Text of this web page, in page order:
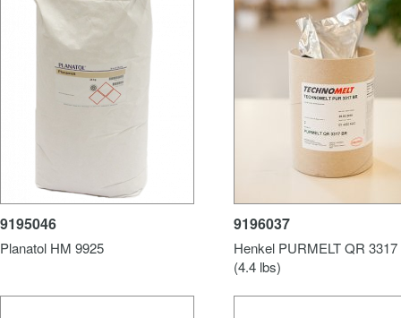
9195046
Planatol HM 9925
9196037
Henkel PURMELT QR
(4.4 lbs)